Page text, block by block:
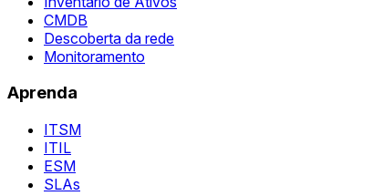
CMDB
Descoberta da rede
Monitoramento
Aprenda
ITSM
ITIL
ESM
SLAs